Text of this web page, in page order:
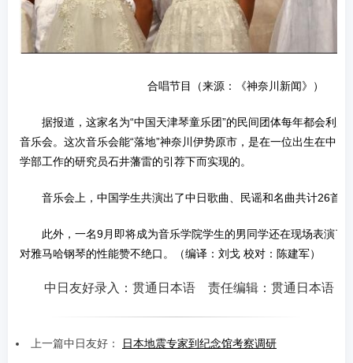
合唱节目（来源：《神奈川新闻》）
据报道，这家名为“中国天津琴童乐团”的民间团体每年都会利用
音乐会。这次音乐会能“落地”神奈川伊势原市，是在一位出生在中国
学部工作的研究员石井藩雷的引荐下而实现的。
音乐会上，中国学生共演出了中日歌曲、民谣和名曲共计26首。
此外，一名9月即将成为音乐学院学生的男同学还在现场表演了
对雅马哈钢琴的性能赞不绝口。（编译：刘戈 校对：陈建军）
中日友好录入：贯通日本语 责任编辑：贯通日本语
上一篇中日友好： 日本地震专家到纪念馆考察调研